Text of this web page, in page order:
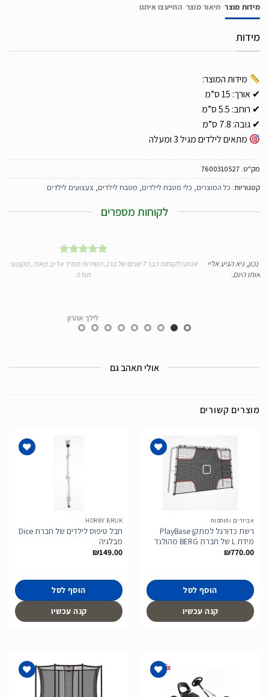
מידות מוצר תיאור מוצר התייעצו איתנו
מידות
מידות המוצר:
✔ אורך: 15 ס”מ
✔ רוחב: 5.5 ס”מ
✔ גובה: 7.8 ס”מ
מתאים לילדים מגיל 3 ומעלה
מק"ט: 7600310527
קטגוריות: כל המוצרים, כלי מטבח לילדים, מטבח לילדים, צעצועים לילדים
לקוחות מספרים
גיא הגיע אליי
היום.
אנחנו לקוחות כבר 7 שנים של ברג. השירות תמיד אדיב מאוד, מקצועי,
תודה
לילך אהרון
אולי תאהב גם
מוצרים קשורים
אביזרים ותוספות
רשת כדורגל למתקן PlayBase
מידת L של חברת BERG מהולנד
₪770.00
הוסף לסל
קנה עכשיו
HORBY BRUK
חבל טיפוס לילדים של חברת Dice
מבלגיה
₪149.00
הוסף לסל
קנה עכשיו